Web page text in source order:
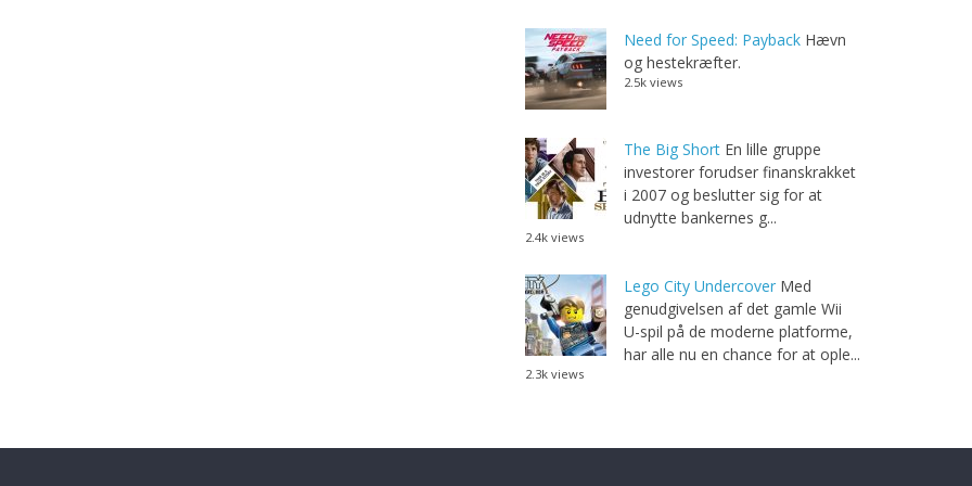
Need for Speed: Payback Hævn
og hestekræfter.
2.5k views
The Big Short En lille gruppe
investorer forudser finanskrakket
i 2007 og beslutter sig for at
udnytte bankernes g...
2.4k views
Lego City Undercover Med
genudgivelsen af det gamle Wii
U-spil på de moderne platforme,
har alle nu en chance for at ople...
2.3k views